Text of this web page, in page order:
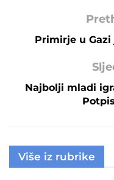
Primirje u Gazi
Najbolji mladi
Više iz rubrike